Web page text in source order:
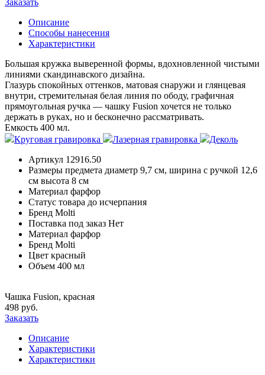
Описание
Способы нанесения
Характеристики
Большая кружка выверенной формы, вдохновленной чистыми
линиями скандинавского дизайна.
Глазурь спокойных оттенков, матовая снаружи и глянцевая
внутри, стремительная белая линия по ободу, графичная
прямоугольная ручка — чашку Fusion хочется не только
держать в руках, но и бесконечно рассматривать.
Емкость 400 мл.
Круговая гравировка
Лазерная гравировка
Деколь
Артикул 12916.50
Размеры предмета диаметр 9,7 см, ширина с ручкой 12,6
см высота 8 см
Материал фарфор
Статус товара до исчерпания
Бренд Molti
Поставка под заказ Нет
Материал фарфор
Бренд Molti
Цвет красный
Объем 400 мл
Чашка Fusion, красная
498 руб.
Заказать
Описание
Характеристики
Характеристики